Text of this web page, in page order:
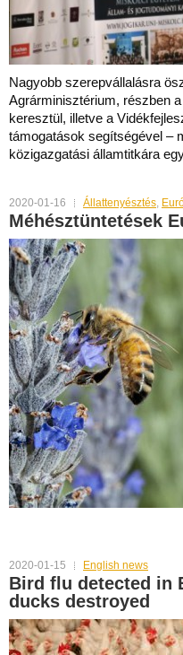
Nagyobb szerepvállalásra
Agrárminisztérium, részben
keresztül, illetve a
támogatások segítségével –
közigazgatási államtitkára
2020-01-16 Állattenyésztés,
Méhésztüntetések
2020-01-15 English news
Bird flu detected in
ducks destroyed